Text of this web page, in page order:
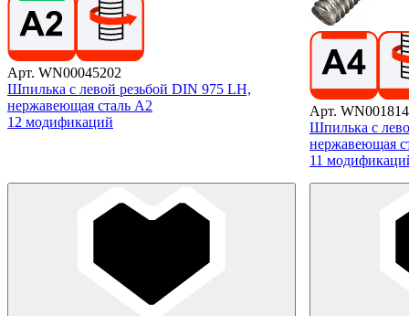
Арт. WN00045202
Шпилька с левой резьбой DIN 975 LH,
нержавеющая сталь А2
12 модификаций
Арт.
Шпилька с
нержавеющая
11